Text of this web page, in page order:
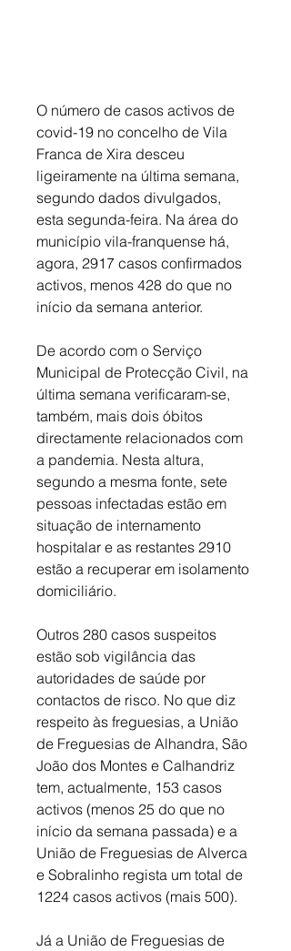
O número de casos activos de
covid-19 no concelho de Vila
Franca de Xira desceu
ligeiramente na última semana,
segundo dados divulgados,
esta segunda-feira. Na área do
município vila-franquense há,
agora, 2917 casos confirmados
activos, menos 428 do que no
início da semana anterior.
De acordo com o Serviço
Municipal de Protecção Civil, na
última semana verificaram-se,
também, mais dois óbitos
directamente relacionados com
a pandemia. Nesta altura,
segundo a mesma fonte, sete
pessoas infectadas estão em
situação de internamento
hospitalar e as restantes 2910
estão a recuperar em isolamento
domiciliário.
Outros 280 casos suspeitos
estão sob vigilância das
autoridades de saúde por
contactos de risco. No que diz
respeito às freguesias, a União
de Freguesias de Alhandra, São
João dos Montes e Calhandriz
tem, actualmente, 153 casos
activos (menos 25 do que no
início da semana passada) e a
União de Freguesias de Alverca
e Sobralinho regista um total de
1224 casos activos (mais 500).
Já a União de Freguesias de